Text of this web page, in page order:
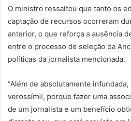
O ministro ressaltou que tanto os
captação de recursos ocorreram
anterior, o que reforça a ausência
entre o processo de seleção da
políticas da jornalista mencionada.
“Além de absolutamente
verossímil, porque fazer uma
de um jornalista e um benefício